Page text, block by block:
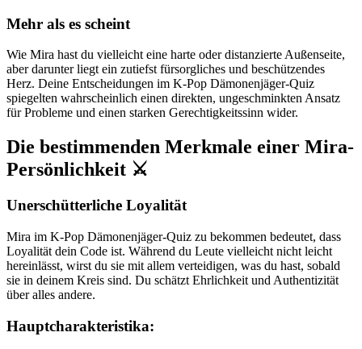
Mehr als es scheint
Wie Mira hast du vielleicht eine harte oder distanzierte Außenseite,
aber darunter liegt ein zutiefst fürsorgliches und beschützendes
Herz. Deine Entscheidungen im K-Pop Dämonenjäger-Quiz
spiegelten wahrscheinlich einen direkten, ungeschminkten Ansatz
für Probleme und einen starken Gerechtigkeitssinn wider.
Die bestimmenden Merkmale einer Mira-
Persönlichkeit ⚔️
Unerschütterliche Loyalität
Mira im K-Pop Dämonenjäger-Quiz zu bekommen bedeutet, dass
Loyalität dein Code ist. Während du Leute vielleicht nicht leicht
hereinlässt, wirst du sie mit allem verteidigen, was du hast, sobald
sie in deinem Kreis sind. Du schätzt Ehrlichkeit und Authentizität
über alles andere.
Hauptcharakteristika: